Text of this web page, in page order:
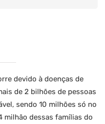
devido à doenças de
de 2 bilhões de pessoas
sendo 10 milhões só no
milhão dessas famílias do